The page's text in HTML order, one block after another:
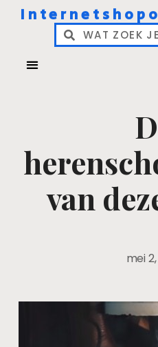
van
mei